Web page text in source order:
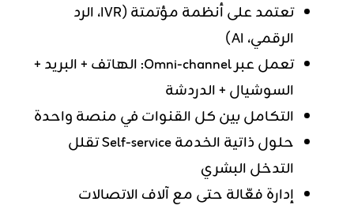
تعتمد على أنظمة مؤتمتة (IVR، الرد
الرقمي، AI)
تعمل عبر Omni-channel: الهاتف + البريد +
السوشيال + الدردشة
التكامل بين كل القنوات في منصة واحدة
حلول ذاتية الخدمة Self-service تقلل
التدخل البشري
إدارة فعّالة حتى مع آلاف الاتصالات